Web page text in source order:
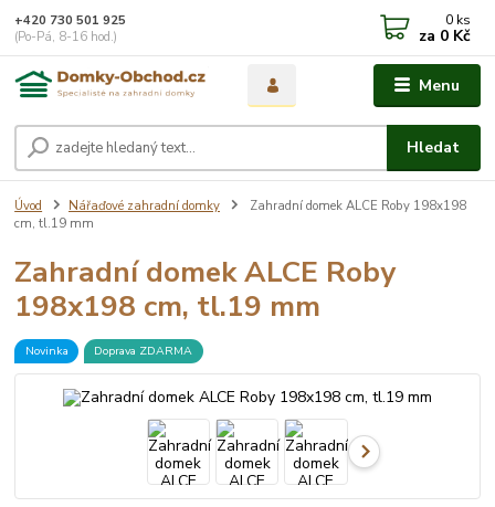
Menu
Hledat
+420 730 501 925
(Po-Pá, 8-16 hod.)
0 ks
za 0 Kč
Úvod Nářaďové zahradní domky
Zahradní domek ALCE Roby 198x198
cm, tl.19 mm
Zahradní domek ALCE Roby
198x198 cm, tl.19 mm
Novinka Doprava ZDARMA